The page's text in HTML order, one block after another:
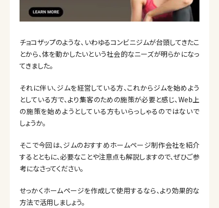
チョコザップのような、いわゆるコンビニジムが台頭してきたこ
とから、体を動かしたいという社会的なニーズが明らかになっ
てきました。
それに伴い、ジムを経営している方、これからジムを始めよう
としている方で、より集客のための施策が必要と感じ、Web上
の施策を始めようとしている方もいらっしゃるのではないで
しょうか。
そこで今回は、ジムのおすすめホームページ制作会社を紹介
するとともに、必要なことや注意点も解説しますので、ぜひご参
考になさってください。
せっかくホームページを作成して使用するなら、より効果的な
方法で活用しましょう。